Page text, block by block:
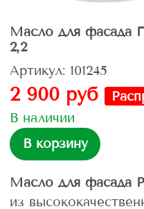
Масло для
2,2
Артикул: 101245
2 900 руб
В наличии
В корзину
Масло для фасада
из